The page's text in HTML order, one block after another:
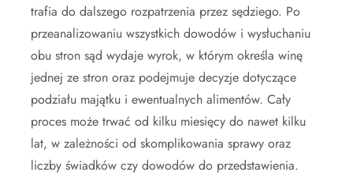
trafia do dalszego rozpatrzenia przez sędziego. Po
przeanalizowaniu wszystkich dowodów i wysłuchaniu
obu stron sąd wydaje wyrok, w którym określa winę
jednej ze stron oraz podejmuje decyzje dotyczące
podziału majątku i ewentualnych alimentów. Cały
proces może trwać od kilku miesięcy do nawet kilku
lat, w zależności od skomplikowania sprawy oraz
liczby świadków czy dowodów do przedstawienia.